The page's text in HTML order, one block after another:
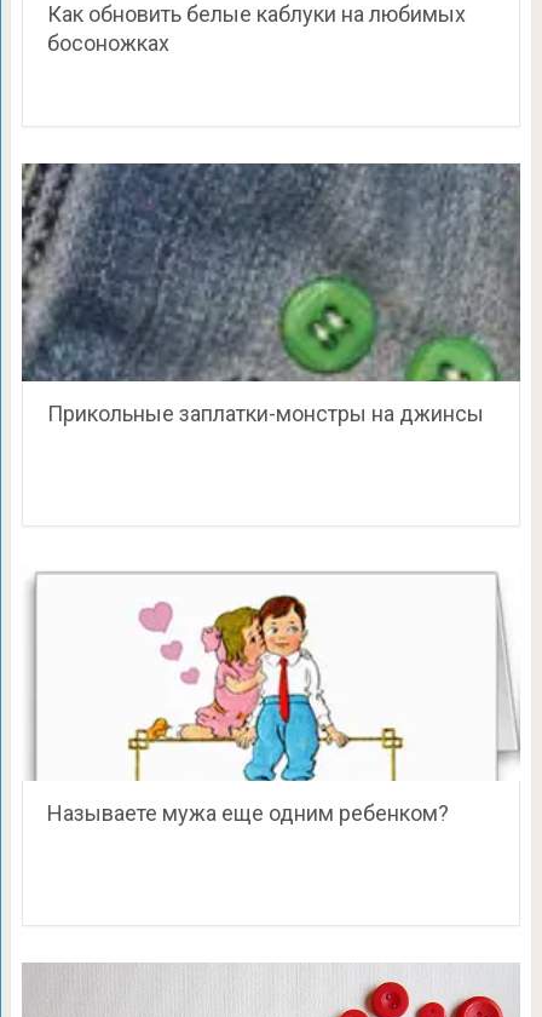
Как обновить белые каблуки на любимых
босоножках
Прикольные заплатки-монстры на джинсы
Называете мужа еще одним ребенком?